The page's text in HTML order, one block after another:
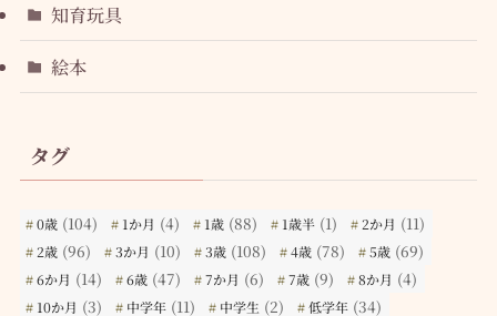
知育玩具
絵本
タグ
0歳 (104) 1か月 (4) 1歳 (88) 1歳半 (1) 2か月 (11)
2歳 (96) 3か月 (10) 3歳 (108) 4歳 (78) 5歳 (69)
6か月 (14) 6歳 (47) 7か月 (6) 7歳 (9) 8か月 (4)
10か月 (3) 中学年 (11) 中学生 (2) 低学年 (34)